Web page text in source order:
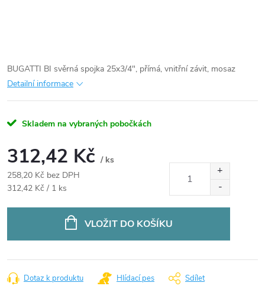
BUGATTI BI svěrná spojka 25x3/4", přímá, vnitřní závit, mosaz
Detailní informace
Skladem na vybraných pobočkách
312,42 Kč / ks
258,20 Kč bez DPH
Měrná
312,42 Kč / 1 ks
VLOŽIT DO KOŠÍKU
Dotaz k produktu Hlídací pes Sdílet